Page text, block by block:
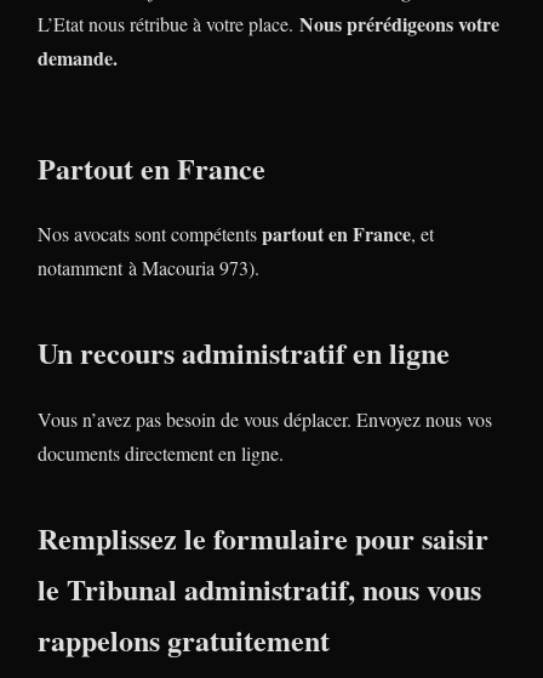
L’Etat nous rétribue à votre place. Nous prérédigeons votre
demande.
Partout en France
Nos avocats sont compétentspartout en France, et
notamment à Macouria 973).
Un recours administratif en ligne
Vous n’avez pas besoin de vous déplacer. Envoyez nous vos
documents directement en ligne.
Remplissez le formulaire pour saisir
le Tribunal administratif, nous vous
rappelons gratuitement